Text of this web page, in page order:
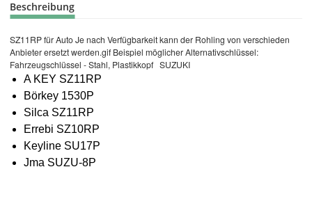
Beschreibung
SZ11RP für Auto Je nach Verfügbarkeit kann der Rohling von verschieden
Anbieter ersetzt werden.gif Beispiel möglicher Alternativschlüssel:
Fahrzeugschlüssel - Stahl, Plastikkopf SUZUKI
A KEY SZ11RP
Börkey 1530P
Silca SZ11RP
Errebi SZ10RP
Keyline SU17P
Jma SUZU-8P